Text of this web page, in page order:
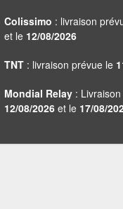
Colissimo : livraison
et le 12/08/2026
TNT : livraison prévue le
Mondial Relay :
12/08/2026 et le 17/08/